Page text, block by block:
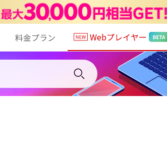
料金プラン Webプレイヤー